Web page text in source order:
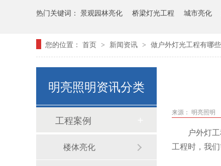
热门关键词： 景观园林亮化 桥梁灯光工程 城市亮化
您的位置： 首页 > 新闻资讯 > 做户外灯光工程有哪
来源： 明亮照明
户外灯
工程时，我
明亮照明资讯分类
工程案例
楼体亮化